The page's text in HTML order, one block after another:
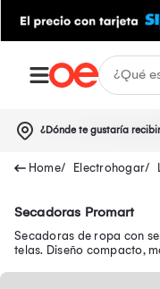
¿Dónde te gustaría
Electrohogar
Secadoras Promart
Secadoras de ropa con
telas. Diseño compacto,